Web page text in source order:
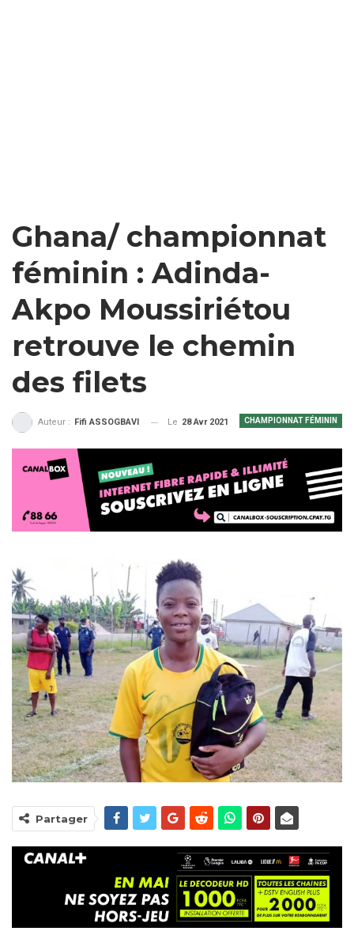
Ghana/ championnat
féminin : Adinda-
Akpo Moussiriétou
retrouve le chemin
des filets
CHAMPIONNAT FÉMININ
Auteur : Fifi ASSOGBAVI Le 28 Avr 2021
Partager